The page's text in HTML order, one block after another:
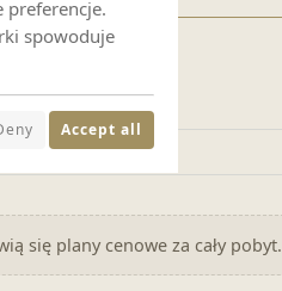
się plany cenowe za cały pobyt.
preferencje.
spowoduje
Accept all